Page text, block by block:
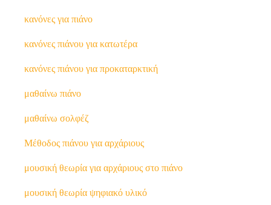
κανόνες για πιάνο
κανόνες πιάνου για κατωτέρα
κανόνες πιάνου για προκαταρκτική
μαθαίνω πιάνο
μαθαίνω σολφέζ
Μέθοδος πιάνου για αρχάριους
μουσική θεωρία για αρχάριους στο πιάνο
μουσική θεωρία ψηφιακό υλικό